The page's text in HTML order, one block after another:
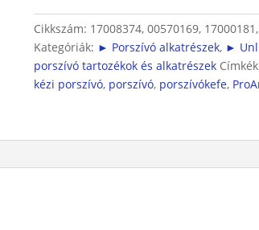
tartóknak
mennyiség
Cikkszám: 17008374, 00570169,
Kategóriák: ► Porszívó alkatrészek, ►
porszívó tartozékok és alkatrészek
kézi porszívó, porszívó, porszívókefe,